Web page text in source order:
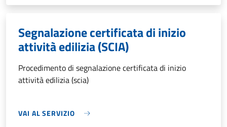
Segnalazione certificata di inizio
attività edilizia (SCIA)
Procedimento di segnalazione certificata di inizio
attività edilizia (scia)
VAI AL SERVIZIO